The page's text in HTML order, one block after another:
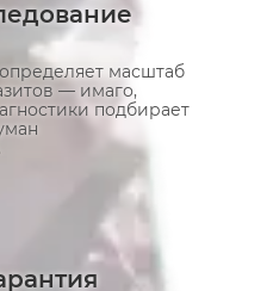
масштаб
— имаго,
подбирает